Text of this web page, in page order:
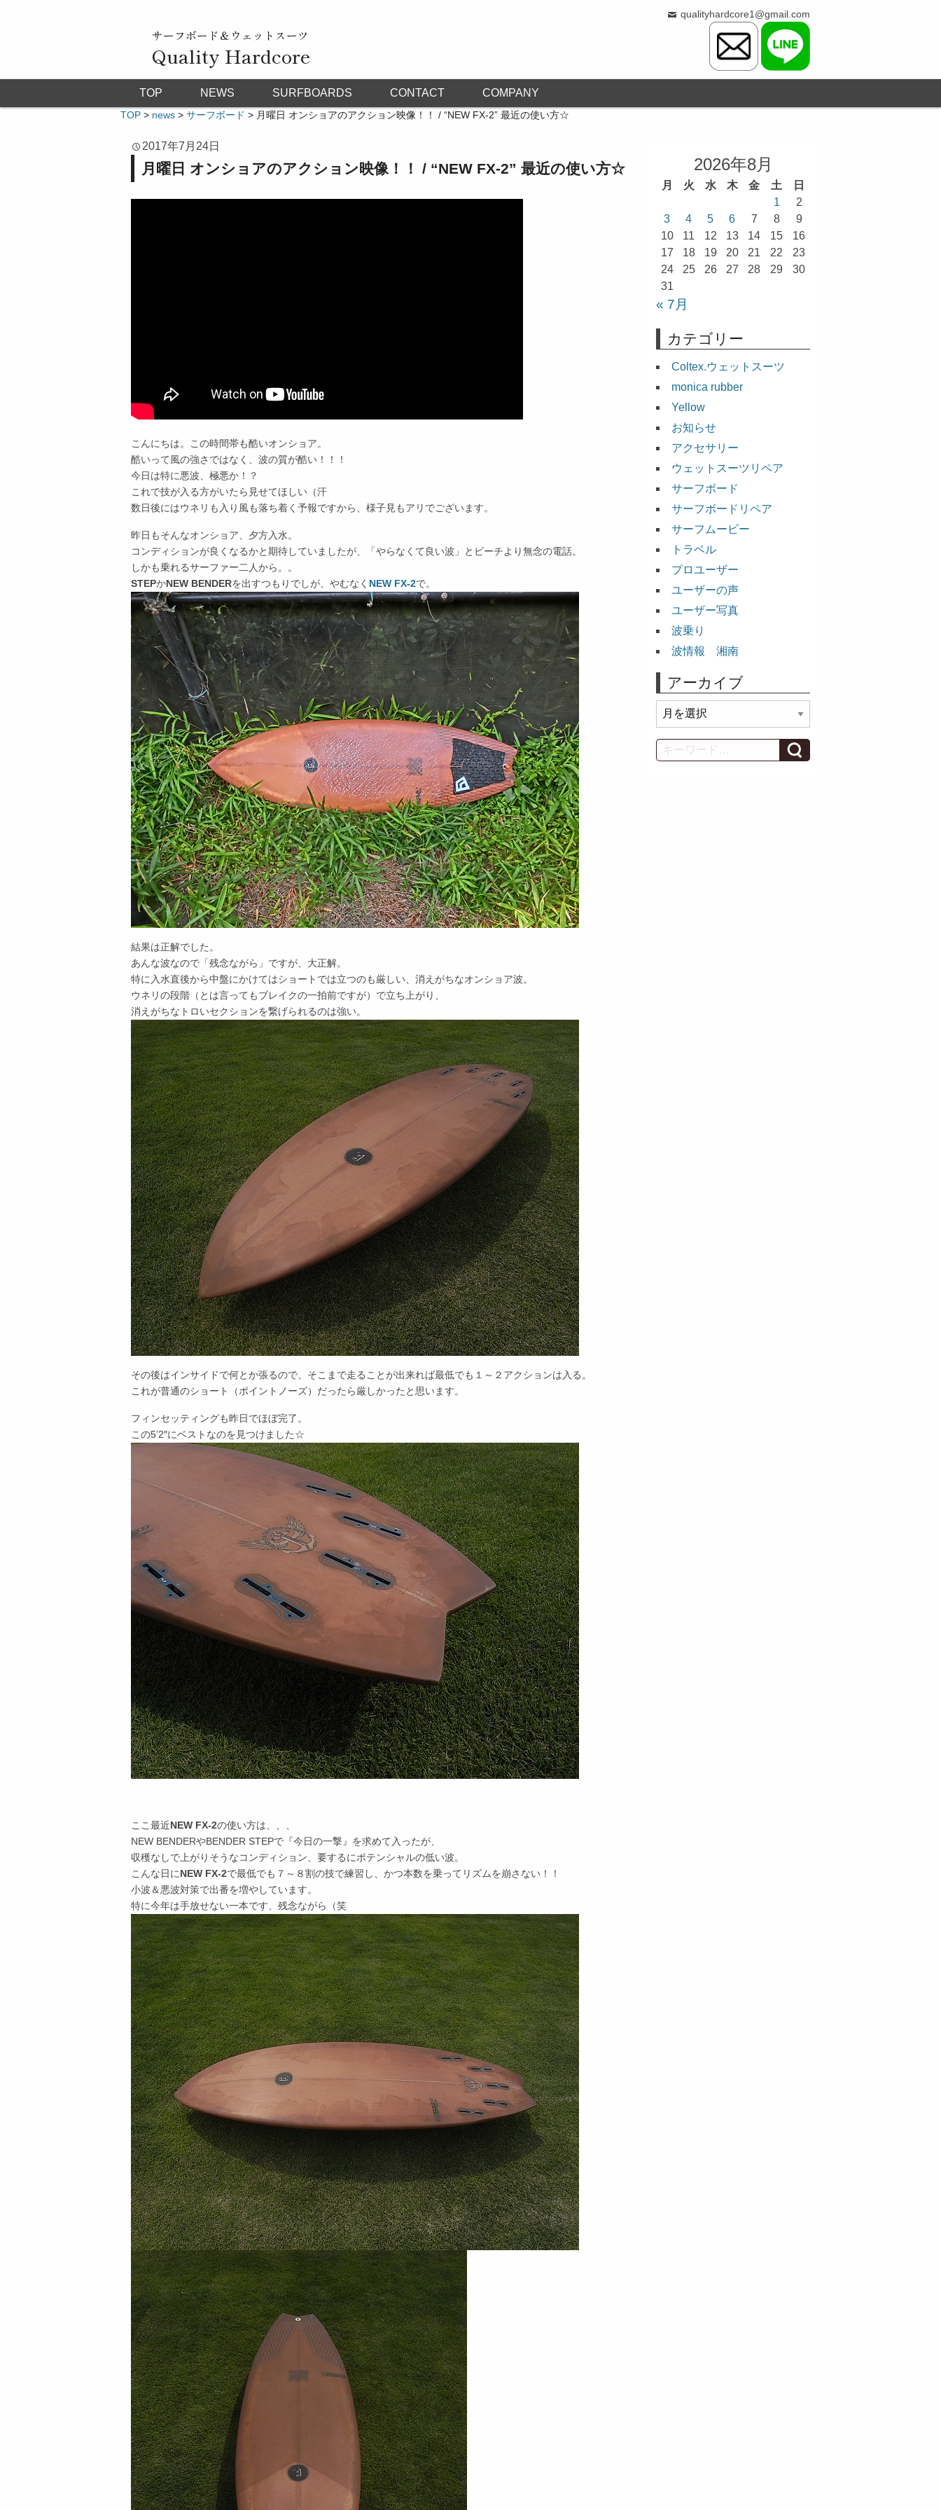
サーフボード＆ウェットスーツ
Quality Hardcore
qualityhardcore1@gmail.com
TOP NEWS SURFBOARDS CONTACT COMPANY
TOP > news > サーフボード > 月曜日 オンショアのアクション映像！！ / “NEW FX-2” 最近の使い方☆
2017年7月24日
月曜日 オンショアのアクション映像！！ / “NEW FX-2” 最近の使い方☆
こんにちは。この時間帯も酷いオンショア。
酷いって風の強さではなく、波の質が酷い！！！
今日は特に悪波、極悪か！？
これで技が入る方がいたら見せてほしい（汗
数日後にはウネリも入り風も落ち着く予報ですから、様子見もアリでございます。
昨日もそんなオンショア、夕方入水。
コンディションが良くなるかと期待していましたが、「やらなくて良い波」とビーチより無念の電話。
しかも乗れるサーファー二人から。。
STEPかNEW BENDERを出すつもりでしが、やむなく NEW FX-2で。
結果は正解でした。
あんな波なので「残念ながら」ですが、大正解。
特に入水直後から中盤にかけてはショートでは立つのも厳しい、消えがちなオンショア波。
ウネリの段階（とは言ってもブレイクの一拍前ですが）で立ち上がり、
消えがちなトロいセクションを繋げられるのは強い。
その後はインサイドで何とか張るので、そこまで走ることが出来れば最低でも１～２アクションは入る。
これが普通のショート（ポイントノーズ）だったら厳しかったと思います。
フィンセッティングも昨日でほぼ完了。
この5’2″にベストなのを見つけました☆
ここ最近NEW FX-2の使い方は、、、
NEW BENDERやBENDER STEPで『今日の一撃』を求めて入ったが、
収穫なしで上がりそうなコンディション、要するにポテンシャルの低い波。
こんな日にNEW FX-2で最低でも７～８割の技で練習し、かつ本数を乗ってリズムを崩さない！！
小波＆悪波対策で出番を増やしています。
特に今年は手放せない一本です、残念ながら（笑
2026年8月
月 火 水 木 金 土
日
1
2
3
4 5 6 7 8
9
10
11 12 13 14 15
16
17
18 19 20 21 22
23
24
25 26 27 28 29
30
31
« 7月
カテゴリー
Coltex.ウェットスーツ
monica rubber
Yellow
お知らせ
アクセサリー
ウェットスーツリペア
サーフボード
サーフボードリペア
サーフムービー
トラベル
プロユーザー
ユーザーの声
ユーザー写真
波乗り
波情報 湘南
アーカイブ
ー
カ
イ
Search